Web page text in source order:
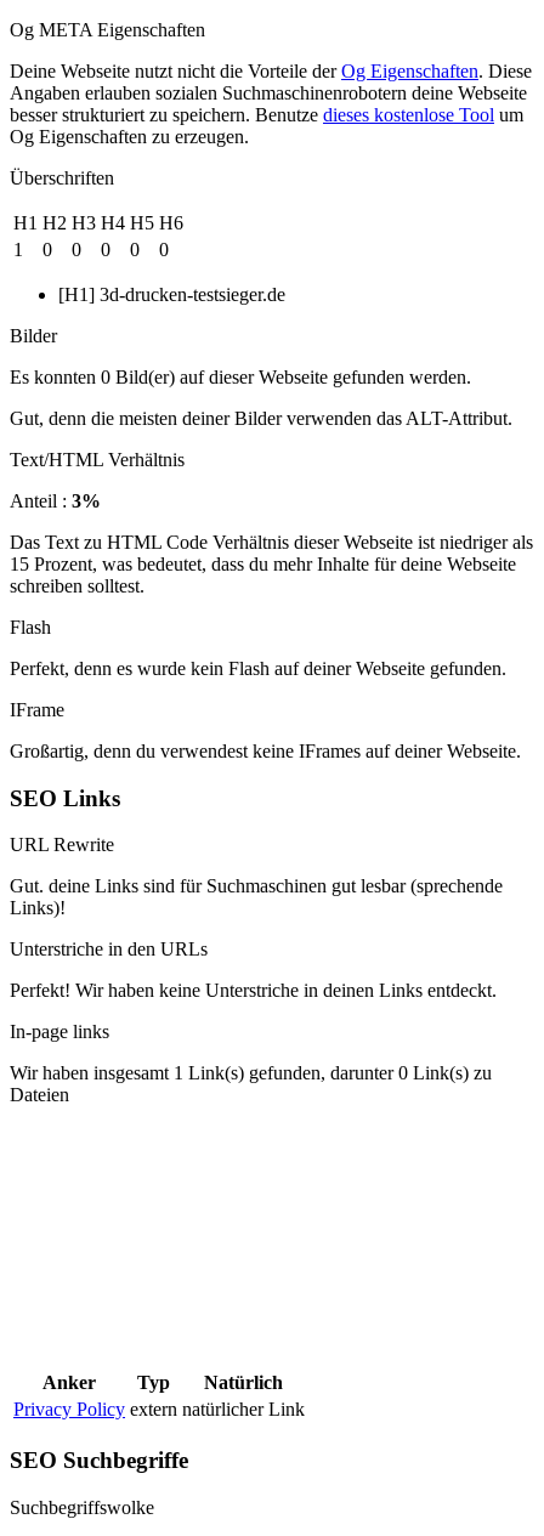
Og META Eigenschaften
Deine Webseite nutzt nicht die Vorteile derOg Eigenschaften. Diese
Angaben erlauben sozialen Suchmaschinenrobotern deine Webseite
besser strukturiert zu speichern. Benutze dieses kostenlose Tool um
Og Eigenschaften zu erzeugen.
Überschriften
H1 H2 H3 H4 H5 H6
1
0 0 0 0 0
[H1] 3d-drucken-testsieger.de
Bilder
Es konnten 0 Bild(er) auf dieser Webseite gefunden werden.
Gut, denn die meisten deiner Bilder verwenden das ALT-Attribut.
Text/HTML Verhältnis
Anteil : 3%
Das Text zu HTML Code Verhältnis dieser Webseite ist niedriger als
15 Prozent, was bedeutet, dass du mehr Inhalte für deine Webseite
schreiben solltest.
Flash
Perfekt, denn es wurde kein Flash auf deiner Webseite gefunden.
IFrame
Großartig, denn du verwendest keine IFrames auf deiner Webseite.
SEO Links
URL Rewrite
Gut. deine Links sind für Suchmaschinen gut lesbar (sprechende
Links)!
Unterstriche in den URLs
Perfekt! Wir haben keine Unterstriche in deinen Links entdeckt.
In-page links
Wir haben insgesamt 1 Link(s) gefunden, darunter 0 Link(s) zu
Dateien
Anker Typ
Natürlich
Privacy Policy extern natürlicher Link
SEO Suchbegriffe
Suchbegriffswolke